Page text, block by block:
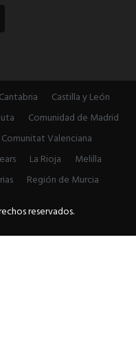
Cantabria
Castilla y León
Comunidad de Madrid
Comunitat Valenciana
La Rioja
Melilla
Región de Murcia
reservados.